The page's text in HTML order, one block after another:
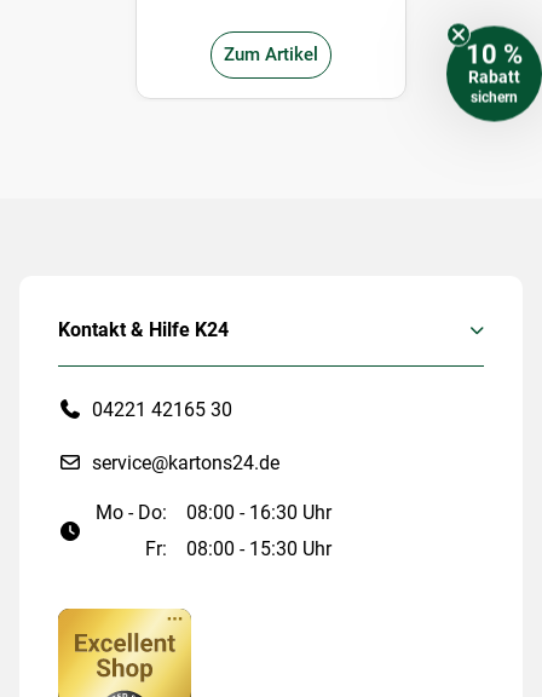
Zum Artikel
Kontakt & Hilfe K24
04221 42165 30
service@kartons24.de
Mo - Do:
08:00 - 16:30 Uhr
Fr:
08:00 - 15:30 Uhr
10 %
Rabatt
sichern